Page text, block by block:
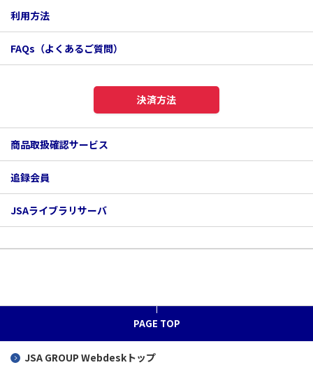
利用方法
FAQs（よくあるご質問）
決済方法
商品取扱確認サービス
追録会員
JSAライブラリサーバ
PAGE TOP
JSA GROUP Webdeskトップ